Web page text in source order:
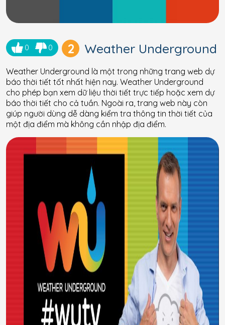
0 0 2 Weather Underground
Weather Underground là một trong những trang web dự
báo thời tiết tốt nhất hiện nay. Weather Underground
cho phép bạn xem dữ liệu thời tiết trực tiếp hoặc xem dự
báo thời tiết cho cả tuần. Ngoài ra, trang web này còn
giúp người dùng dễ dàng kiểm tra thông tin thời tiết của
một địa điểm mà không cần nhập địa điểm.